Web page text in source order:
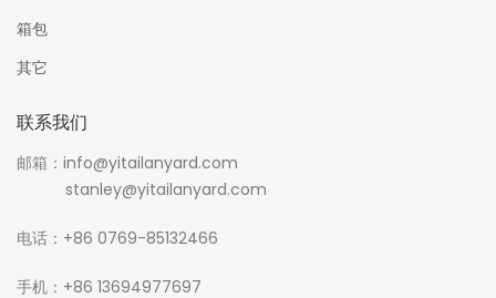
箱包
其它
联系我们
邮箱：info@yitailanyard.com
stanley@yitailanyard.com
电话：+86 0769-85132466
手机：+86 13694977697